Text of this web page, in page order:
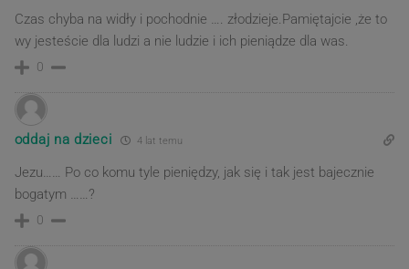
Czas chyba na widły i pochodnie …. złodzieje.Pamiętajcie ,że to
wy jesteście dla ludzi a nie ludzie i ich pieniądze dla was.
0
oddaj na dzieci 4 lat temu
Jezu…… Po co komu tyle pieniędzy, jak się i tak jest bajecznie
bogatym ……?
0